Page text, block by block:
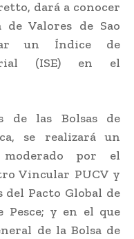
dará a conocer
Valores de Sao
un Índice de
(ISE) en el
de las Bolsas de
se realizará un
por el
Vincular PUCV y
del Pacto Global de
Pesce; y en el que
de la Bolsa de